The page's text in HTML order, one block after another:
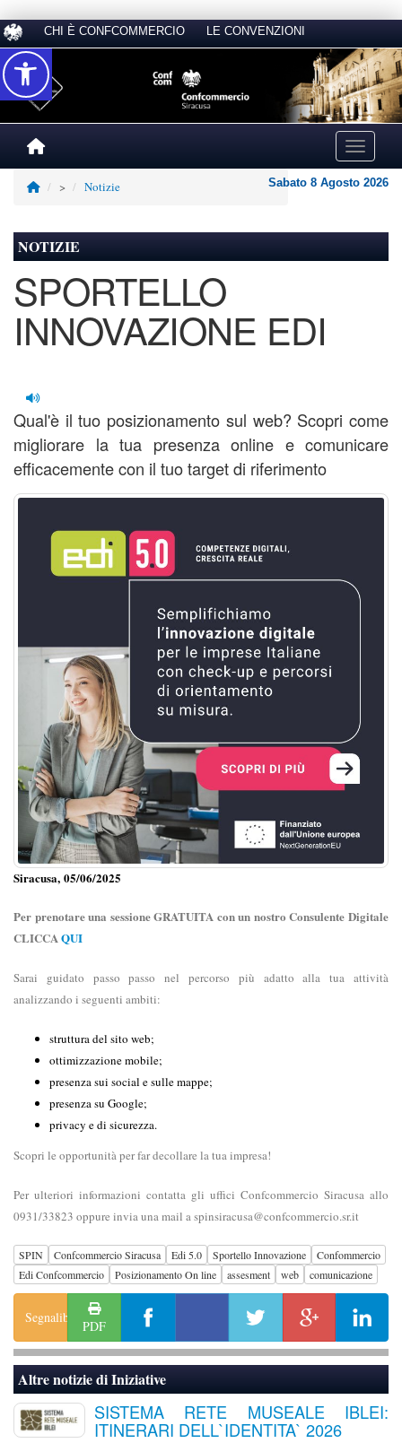
CHI È CONFCOMMERCIO LE CONVENZIONI
Toggle
> Notizie Sabato 8 Agosto 2026
NOTIZIE
SPORTELLO
INNOVAZIONE EDI
Qual'è il tuo posizionamento sul web? Scopri come
migliorare la tua presenza online e comunicare
efficacemente con il tuo target di riferimento
Siracusa, 05/06/2025
Per prenotare una sessione GRATUITA con un nostro Consulente Digitale
CLICCAQUI
Sarai guidato passo passo nel percorso più adatto alla tua attività
analizzando i seguenti ambiti:
struttura del sito web;
ottimizzazione mobile;
presenza sui social e sulle mappe;
presenza su Google;
privacy e di sicurezza.
Scopri le opportunità per far decollare la tua impresa!
Per ulteriori informazioni contatta gli uffici Confcommercio Siracusa allo
0931/33823 oppure invia una mail a spinsiracusa@confcommercio.sr.it
SPIN Confcommercio Siracusa Edi 5.0 Sportello Innovazione
Confommercio
Edi Confcommercio
Posizionamento On line assesment web comunicazione
Segnalibro
PDF
Altre notizie diIniziative
SISTEMA RETE MUSEALE IBLEI:
ITINERARI DELL`IDENTITA` 2026
Accessibilità